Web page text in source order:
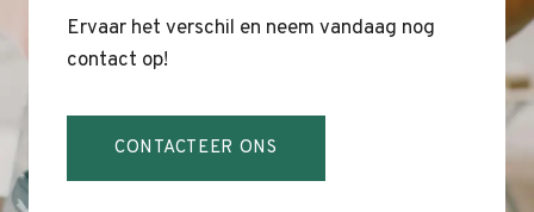
Ervaar het verschil en neem vandaag nog
contact op!
CONTACTEER ONS